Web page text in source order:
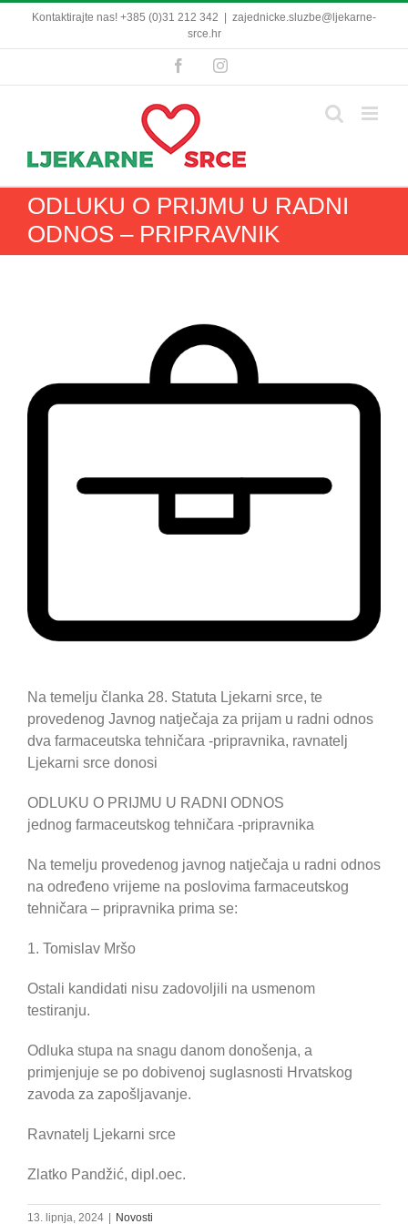
content
Kontaktirajte nas! +385 (0)31 212 342
zajednicke.sluzbe@ljekarne-
srce.hr
FacebookInstagram
ODLUKU O PRIJMU U RADNI
ODNOS – PRIPRAVNIK
Na temelju članka 28. Statuta Ljekarni srce, te
provedenog Javnog natječaja za prijam u radni odnos
dva farmaceutska tehničara -pripravnika, ravnatelj
Ljekarni srce donosi
ODLUKU O PRIJMU U RADNI ODNOS
jednog farmaceutskog tehničara -pripravnika
Na temelju provedenog javnog natječaja u radni odnos
na određeno vrijeme na poslovima farmaceutskog
tehničara – pripravnika prima se:
1. Tomislav Mršo
Ostali kandidati nisu zadovoljili na usmenom
testiranju.
Odluka stupa na snagu danom donošenja, a
primjenjuje se po dobivenoj suglasnosti Hrvatskog
zavoda za zapošljavanje.
Ravnatelj Ljekarni srce
Zlatko Pandžić, dipl.oec.
13. lipnja, 2024 Novosti